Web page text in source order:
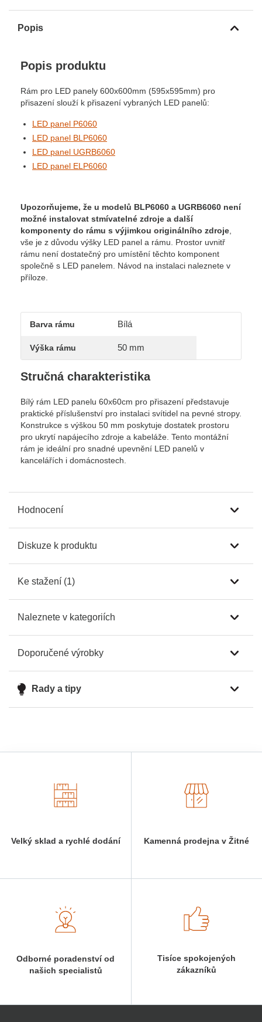
Popis
Popis produktu
Rám pro LED panely 600x600mm (595x595mm) pro
přisazení slouží k přisazení vybraných LED panelů:
LED panel P6060
LED panel BLP6060
LED panel UGRB6060
LED panel ELP6060
Upozorňujeme, že u modelů BLP6060 a UGRB6060 není
možné instalovat stmívatelné zdroje a další
komponenty do rámu s výjimkou originálního zdroje
vše je z důvodu výšky LED panel a rámu. Prostor uvnitř
rámu není dostatečný pro umístění těchto komponent
společně s LED panelem. Návod na instalaci naleznete v
příloze.
Barva rámu Bílá
Výška rámu 50 mm
Stručná charakteristika
Bílý rám LED panelu 60x60cm pro přisazení představuje
praktické příslušenství pro instalaci svítidel na pevné stropy.
Konstrukce s výškou 50 mm poskytuje dostatek prostoru
pro ukrytí napájecího zdroje a kabeláže. Tento montážní
rám je ideální pro snadné upevnění LED panelů v
kancelářích i domácnostech.
Hodnocení
Diskuze k produktu
Ke stažení (1)
Naleznete v kategoriích
Doporučené výrobky
Rady a tipy
Velký sklad a rychlé dodání Kamenná prodejna v Žitné
Odborné poradenství od
našich specialistů
Tisíce spokojených
zákazníků